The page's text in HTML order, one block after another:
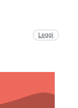
Leggi